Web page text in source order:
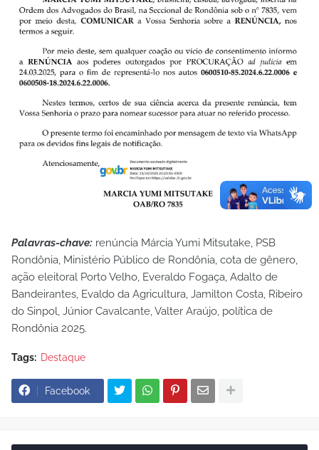
Palavras-chave: renúncia Márcia Yumi Mitsutake, PSB
Rondônia, Ministério Público de Rondônia, cota de gênero,
ação eleitoral Porto Velho, Everaldo Fogaça, Adalto de
Bandeirantes, Evaldo da Agricultura, Jamilton Costa, Ribeiro
do Sinpol, Júnior Cavalcante, Valter Araújo, política de
Rondônia 2025.
Tags: Destaque
Facebook